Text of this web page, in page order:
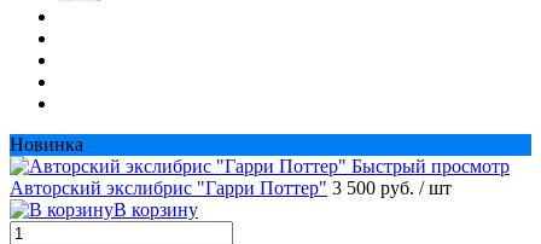
Новинка
Быстрый просмотр
Авторский экслибрис "Гарри Поттер" 3 500 руб. / шт
В корзину